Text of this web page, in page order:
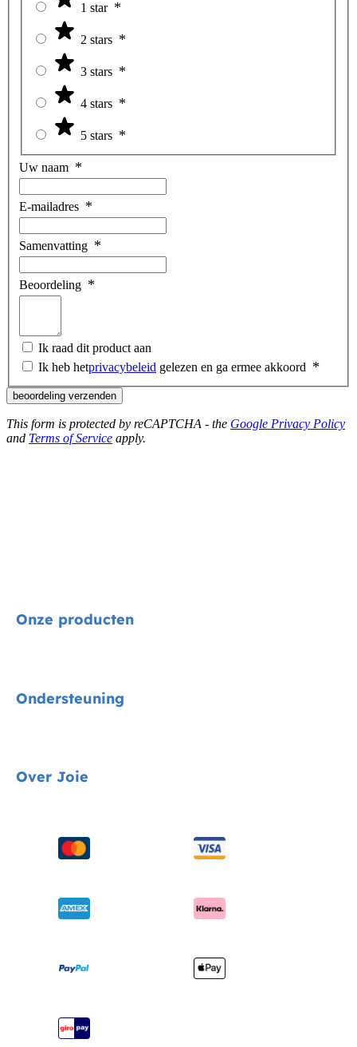
1 star
2 stars
3 stars
4 stars
5 stars
Uw naam
E-mailadres
Samenvatting
Beoordeling
Ik raad dit product aan
Ik heb hetprivacybeleid gelezen en ga ermee akkoord
beoordeling verzenden
This form is protected by reCAPTCHA - the Google Privacy Policy
and Terms of Service apply.
Onze producten
Kinderstoelen
Wiegen & ledikanten
Ondersteuning
Productondersteuning
Compatibele producten
Garantie
Sitemap
Over Joie
Over ons
Onderscheidingen
Je product registreren